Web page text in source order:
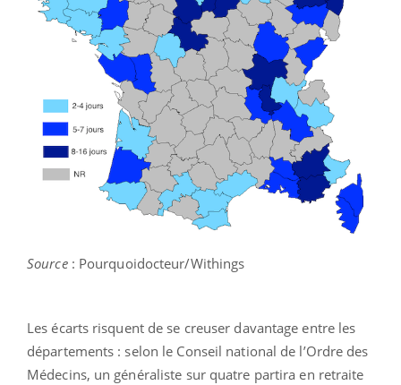
Source : Pourquoidocteur/Withings
Les écarts risquent de se creuser davantage entre les
départements : selon le Conseil national de l’Ordre des
Médecins, un généraliste sur quatre partira en retraite